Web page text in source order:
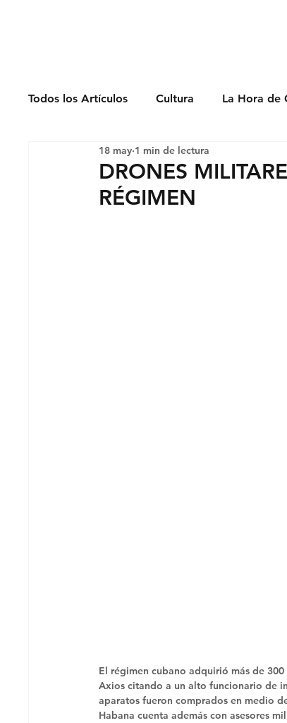
Todos los Artículos Cultura La Hora de
Economía Feminicidio
DRONES
RÉGIMEN
18 may 1 min de lectura
El régimen cubano adquirió más de
Axios citando a un alto funcionario de
aparatos fueron comprados en medio
Habana cuenta además con asesores